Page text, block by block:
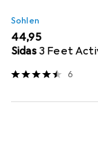
Sohlen
EUR
44,95
Sidas 3 Feet
6